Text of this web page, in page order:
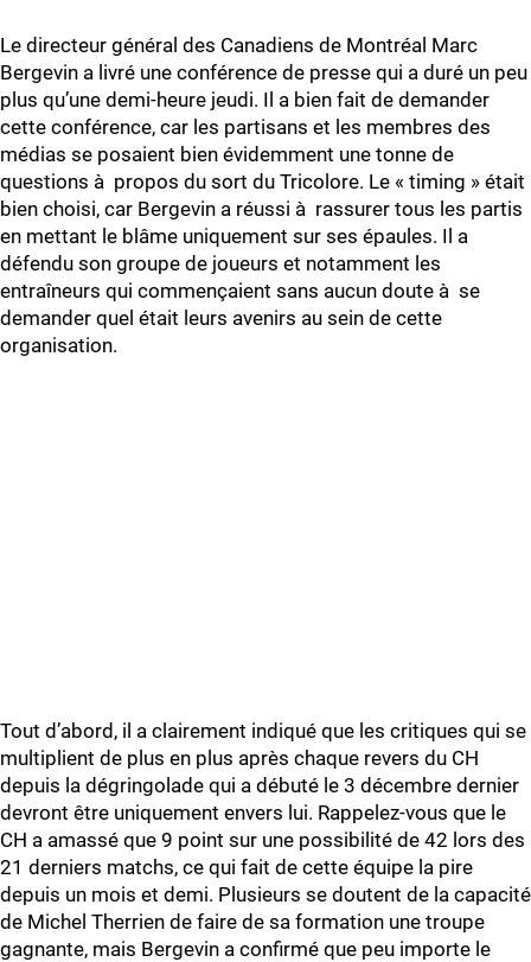
Le directeur général des Canadiens de Montréal Marc
Bergevin a livré une conférence de presse qui a duré un peu
plus qu’une demi-heure jeudi. Il a bien fait de demander
cette conférence, car les partisans et les membres des
médias se posaient bien évidemment une tonne de
questions à propos du sort du Tricolore. Le « timing » était
bien choisi, car Bergevin a réussi à rassurer tous les partis
en mettant le blâme uniquement sur ses épaules. Il a
défendu son groupe de joueurs et notamment les
entraîneurs qui commençaient sans aucun doute à se
demander quel était leurs avenirs au sein de cette
organisation.
Tout d’abord, il a clairement indiqué que les critiques qui se
multiplient de plus en plus après chaque revers du CH
depuis la dégringolade qui a débuté le 3 décembre dernier
devront être uniquement envers lui. Rappelez-vous que le
CH a amassé que 9 point sur une possibilité de 42 lors des
21 derniers matchs, ce qui fait de cette équipe la pire
depuis un mois et demi. Plusieurs se doutent de la capacité
de Michel Therrien de faire de sa formation une troupe
gagnante, mais Bergevin a confirmé que peu importe le